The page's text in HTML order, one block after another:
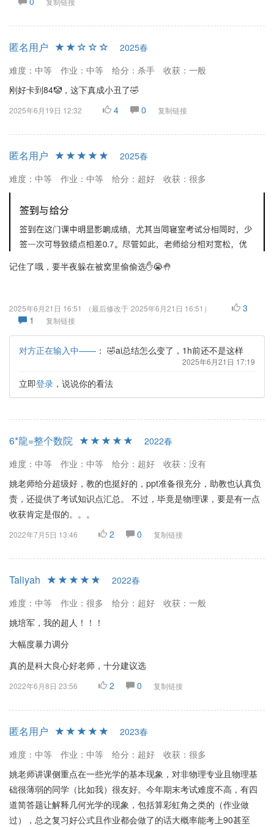
匿名用户
2025春
难度：中等
作业：中等 给分：杀手
收获：一般
刚好卡到84🤡，这下真成小丑了🤣
2025年6月19日 12:32 4 0 复制链接
匿名用户
2025春
难度：中等
作业：中等 给分：超好 收获：很多
记住了哦，要半夜躲在被窝里偷偷选✋😭🤚
2025年6月21日 16:51 （最后修改于 2025年6月21日 16:51 ）
3
1
复制链接
对方正在输入中—— ： 🤣ai总结怎么变了，1h前还不是这样
2025年6月21日 17:19
立即登录 ，说说你的看法
6*龍=整个数院
2022春
难度：中等
作业：中等 给分：超好
收获：没有
姚老师给分超级好，教的也挺好的，ppt准备很充分，助教也认真负
责，还提供了考试知识点汇总。 不过，毕竟是物理课，要是有一点
收获肯定是假的。。。
2022年7月5日 13:46 2 0 复制链接
Taliyah
2022春
难度：中等
作业：很多 给分：超好
收获：一般
姚培军，我的超人！！！
大幅度暴力调分
真的是科大良心好老师，十分建议选
2022年6月8日 23:56 2 0 复制链接
匿名用户
2023春
难度：中等
作业：中等 给分：超好
收获：很多
姚老师讲课侧重点在一些光学的基本现象，对非物理专业且物理基
础很薄弱的同学（比如我）很友好。今年期末考试难度不高，有四
道简答题让解释几何光学的现象，包括算彩虹角之类的（作业做
过），总之复习好公式且作业都会做了的话大概率能考上90甚至